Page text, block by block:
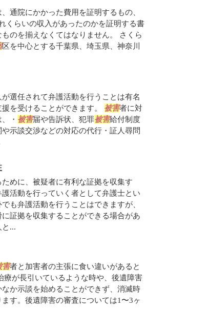
通院にかかった費用を証明するもの、
くらいの収入があったのかを証明する書
のを揃えなくてはなりません。 さくら
区を中心とする千葉県、埼玉県、神奈川
選任されて弁護活動を行うことは有名
を受けることができます。 被害者に対
・ 被害届や告訴状、犯罪被害給付制度
示談交渉などの対応の代行・証人尋問
めに、被疑者に有利な証拠を収集す
活動を行っていく者として弁護士とい
も弁護活動を行うことはできますが、
証拠を収集することができる場合があ
...
害者と加害者の主張に食い違いがあると
が長引いているような時や、後遺障害
か示談を始めることができず、消滅時
す。後遺障害の審査については1〜3ヶ